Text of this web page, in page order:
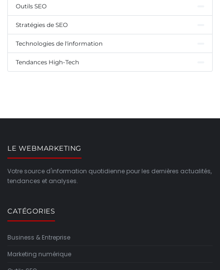
Outils SEO
Stratégies de SEO
Technologies de l'information
Tendances High-Tech
LE WEBMARKETING
Votre source d'information quotidienne pour les dernières actualités,
tendances et analyses.
CATÉGORIES
Business & Entreprise
Marketing numérique